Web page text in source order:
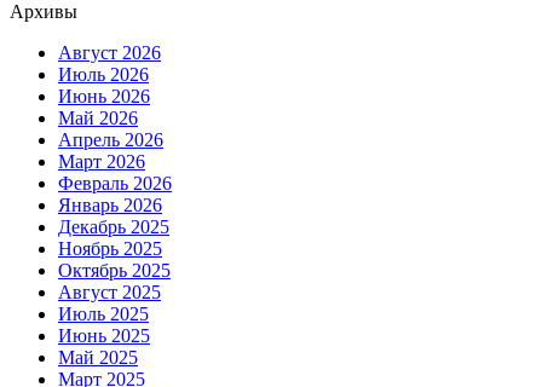
Архивы
Август 2026
Июль 2026
Июнь 2026
Май 2026
Апрель 2026
Март 2026
Февраль 2026
Январь 2026
Декабрь 2025
Ноябрь 2025
Октябрь 2025
Август 2025
Июль 2025
Июнь 2025
Май 2025
Март 2025